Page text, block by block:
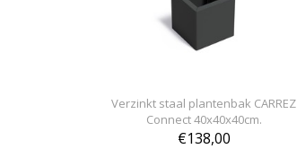
Verzinkt staal plantenbak CARREZ
Connect 40x40x40cm.
€138,00